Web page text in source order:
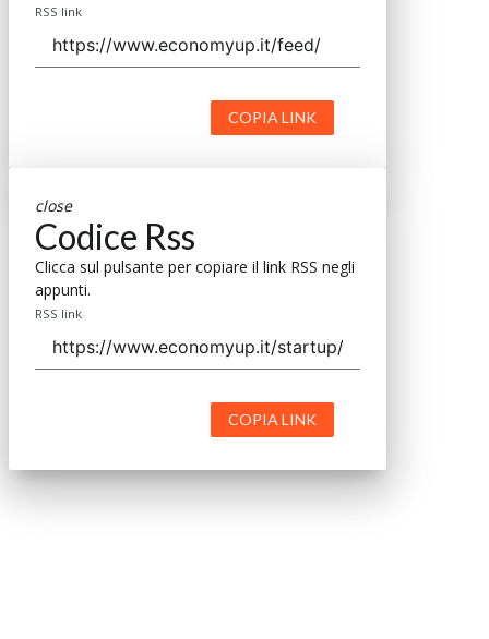
RSS link
COPIA LINK
close
Codice Rss
Clicca sul pulsante per copiare il link RSS negli
appunti.
RSS link
COPIA LINK